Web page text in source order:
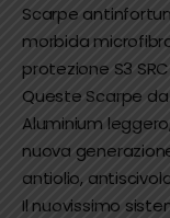
Scarpe
morbida
protezione S3 SRC
Queste Scarpe
Aluminium
nuova
antiolio,
Il nuovissimo